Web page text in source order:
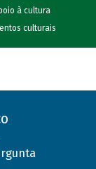
à cultura
culturais